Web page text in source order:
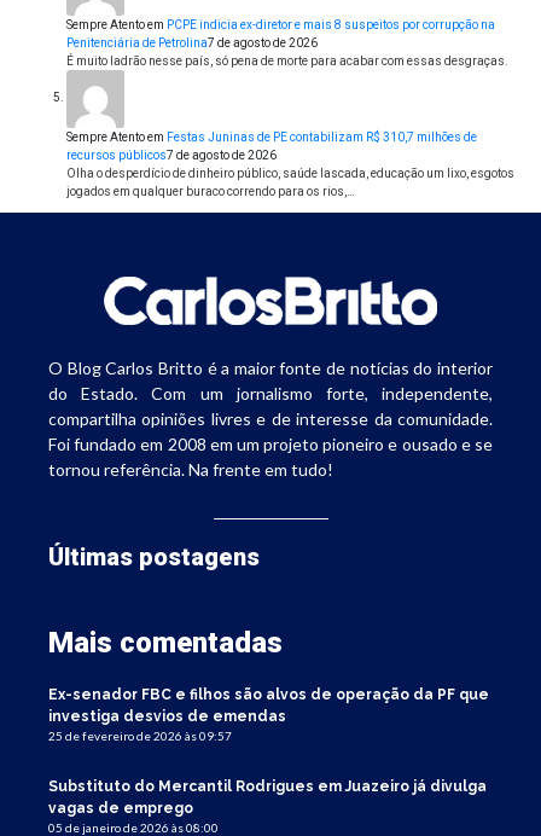
Sempre Atentoem PCPE indicia ex-diretor e mais 8 suspeitos por corrupção na
Penitenciária de Petrolina7 de agosto de 2026
É muito ladrão nesse país, só pena de morte para acabar com essas desgraças.
Sempre Atentoem Festas Juninas de PE contabilizam R$ 310,7 milhões de
recursos públicos7 de agosto de 2026
Olha o desperdício de dinheiro público, saúde lascada, educação um lixo, esgotos
jogados em qualquer buraco correndo para os rios,…
O Blog Carlos Britto é a maior fonte de notícias do interior
do Estado. Com um jornalismo forte, independente,
compartilha opiniões livres e de interesse da comunidade.
Foi fundado em 2008 em um projeto pioneiro e ousado e se
tornou referência. Na frente em tudo!
Últimas postagens
Mais comentadas
Ex-senador FBC e filhos são alvos de operação da PF que
investiga desvios de emendas
25 de fevereiro de 2026 às 09:57
Substituto do Mercantil Rodrigues em Juazeiro já divulga
vagas de emprego
05 de janeiro de 2026 às 08:00